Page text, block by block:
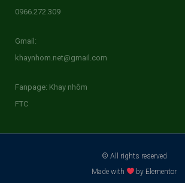
0966.272.309
Gmail:
khaynhom.net@gmail.com
Fanpage: Khay nhôm
FTC
© All rights reserved
Made with
by Elementor